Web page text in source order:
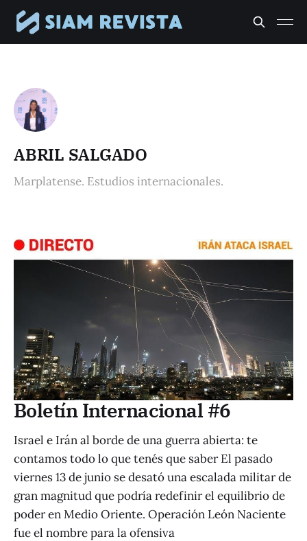
ABRIL SALGADO
Marplatense. Estudios internacionales.
Boletín Internacional #6
Israel e Irán al borde de una guerra abierta: te
contamos todo lo que tenés que saber El pasado
viernes 13 de junio se desató una escalada militar de
gran magnitud que podría redefinir el equilibrio de
poder en Medio Oriente. Operación León Naciente
fue el nombre para la ofensiva